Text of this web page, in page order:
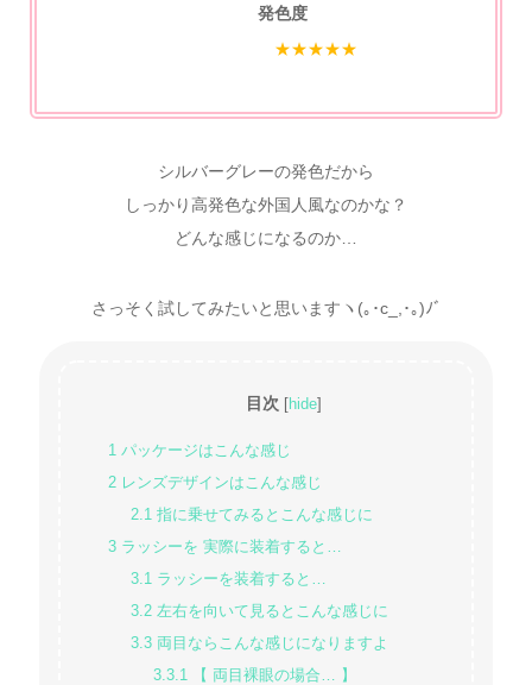
発色度
★★★★★
シルバーグレーの発色だから
しっかり高発色な外国人風なのかな？
どんな感じになるのか…
さっそく試してみたいと思いますヽ(｡･c_,･｡)ﾉﾞ
目次 hide
1 パッケージはこんな感じ
2 レンズデザインはこんな感じ
2.1 指に乗せてみるとこんな感じに
3 ラッシーを 実際に装着すると…
3.1 ラッシーを装着すると…
3.2左右を向いて見るとこんな感じに
3.3両目ならこんな感じになりますよ
3.3.1
【 両目裸眼の場合… 】